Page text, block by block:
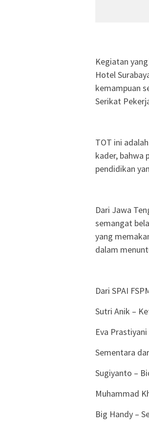
Kegiatan
Hotel
kemampuan
Serikat
TOT ini
kader, bahwa
pendidikan
Dari Jawa
semangat
yang
dalam
Dari SPAI
Sutri Anik –
Eva
Sementara
Sugiyanto –
Muhammad
Big Handy –